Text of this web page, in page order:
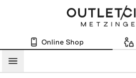
Online Shop
Menü